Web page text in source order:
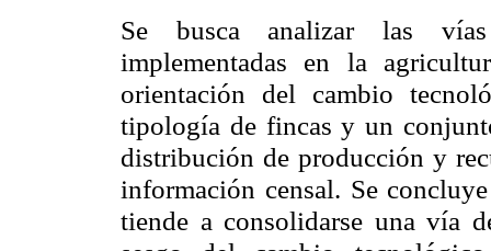
Se busca analizar las
implementadas en la
orientación del cambio
tipología de fincas y un
distribución de producción y
información censal. Se
tiende a consolidarse una vía